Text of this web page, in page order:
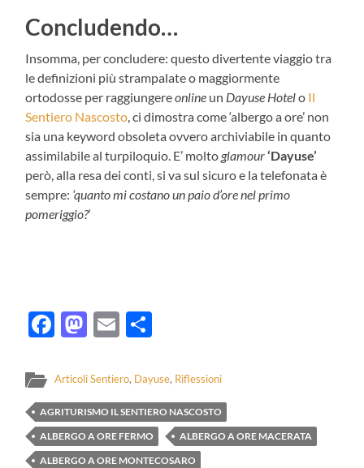
Concludendo…
Insomma, per concludere: questo divertente viaggio tra
le definizioni più strampalate o maggiormente
ortodosse per raggiungereonline un Dayuse Hotelo Il
Sentiero Nascosto, ci dimostra come ‘albergo a ore’ non
sia una keyword obsoleta ovvero archiviabile in quanto
assimilabile al turpiloquio. E’ molto glamour‘Dayuse’
però, alla resa dei conti, si va sul sicuro e la telefonata è
sempre: ‘quanto mi costano un paio d’ore nel primo
pomeriggio?‘
Facebook
Mastodon
Email
Articoli Sentiero, Dayuse, Riflessioni
AGRITURISMO IL SENTIERO NASCOSTO
ALBERGO A ORE FERMO
ALBERGO A ORE MACERATA
ALBERGO A ORE MONTECOSARO